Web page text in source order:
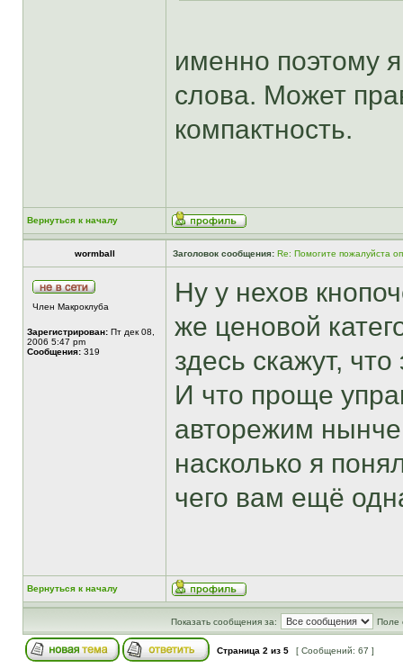
именно поэтому
слова. Может
компактность.
Вернуться к началу
wormball Заголовок сообщения: Re: Помогите пожалуйста
Член Макроклуба
Зарегистрирован: Пт дек 08,
2006 5:47 pm
Сообщения: 319
Ну у нехов
же ценовой
здесь скажут,
И что проще
авторежим
насколько я
чего вам ещё
Вернуться к началу
Показать сообщения за: Поле
Страница 2 из 5 [ Сообщений: 67 ]